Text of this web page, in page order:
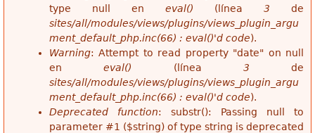
type null en eval() (línea 3 de
sites/all/modules/views/plugins/views_plugin_argu
ment_default_php.inc(66) : eval()'d code).
Warning: Attempt to read property "date" on null
eneval() (línea 3 de
sites/all/modules/views/plugins/views_plugin_argu
ment_default_php.inc(66) : eval()'d code).
Deprecated function: substr(): Passing null to
parameter #1 ($string) of type string is deprecated